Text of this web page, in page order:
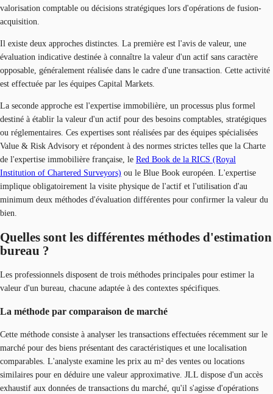
valorisation comptable ou décisions stratégiques lors d'opérations de fusion-
acquisition.
Il existe deux approches distinctes. La première est l'avis de valeur, une
évaluation indicative destinée à connaître la valeur d'un actif sans caractère
opposable, généralement réalisée dans le cadre d'une transaction. Cette activité
est effectuée par les équipes Capital Markets.
La seconde approche est l'expertise immobilière, un processus plus formel
destiné à établir la valeur d'un actif pour des besoins comptables, stratégiques
ou réglementaires. Ces expertises sont réalisées par des équipes spécialisées
Value & Risk Advisory et répondent à des normes strictes telles que la Charte
de l'expertise immobilière française, le Red Book de la RICS (Royal
Institution of Chartered Surveyors) ou le Blue Book européen. L'expertise
implique obligatoirement la visite physique de l'actif et l'utilisation d'au
minimum deux méthodes d'évaluation différentes pour confirmer la valeur du
bien.
Quelles sont les différentes méthodes d'estimation
bureau ?
Les professionnels disposent de trois méthodes principales pour estimer la
valeur d'un bureau, chacune adaptée à des contextes spécifiques.
La méthode par comparaison de marché
Cette méthode consiste à analyser les transactions effectuées récemment sur le
marché pour des biens présentant des caractéristiques et une localisation
comparables. L'analyste examine les prix au m² des ventes ou locations
similaires pour en déduire une valeur approximative. JLL dispose d'un accès
exhaustif aux données de transactions du marché, qu'il s'agisse d'opérations